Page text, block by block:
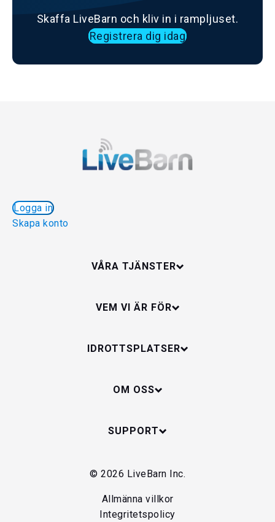
Skaffa LiveBarn och kliv in i rampljuset.
Registrera dig idag
Logga in
Skapa konto
VÅRA TJÄNSTER
VEM VI ÄR FÖR
IDROTTSPLATSER
OM OSS
SUPPORT
© 2026 LiveBarn Inc.
Allmänna villkor
Integritetspolicy